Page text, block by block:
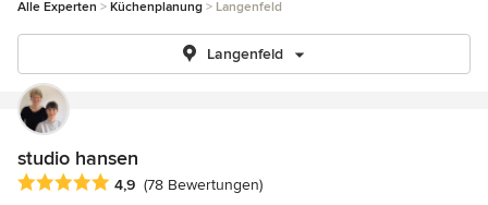
Alle Experten Küchenplanung Langenfeld
Langenfeld
studio hansen
Durchschnittliche Bewertung: 4.9 von 5 Sternen
4,9 (78 Bewertungen)